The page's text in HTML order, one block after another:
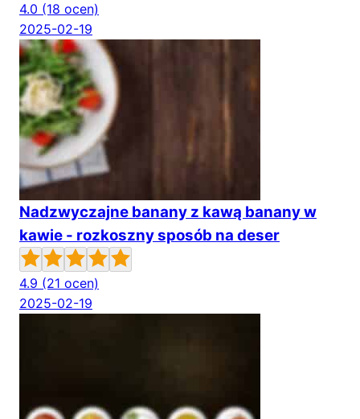
4.0 (18 ocen)
2025-02-19
Nadzwyczajne banany z kawą banany w
kawie - rozkoszny sposób na deser
4.9 (21 ocen)
2025-02-19